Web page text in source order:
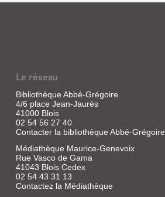
Le réseau
Bibliothèque Abbé-Grégoire
4/6 place Jean-Jaurès
41000 Blois
02 54 56 27 40
Contacter la bibliothèque Abbé-Grégoire
Médiathèque Maurice-Genevoix
Rue Vasco de Gama
41043 Blois Cedex
02 54 43 31 13
Contactez la Médiathèque